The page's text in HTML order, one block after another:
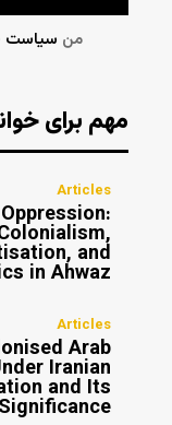
من
مهم برای
Articles
and
in Ahwaz
Articles
Arab
Iranian
and Its